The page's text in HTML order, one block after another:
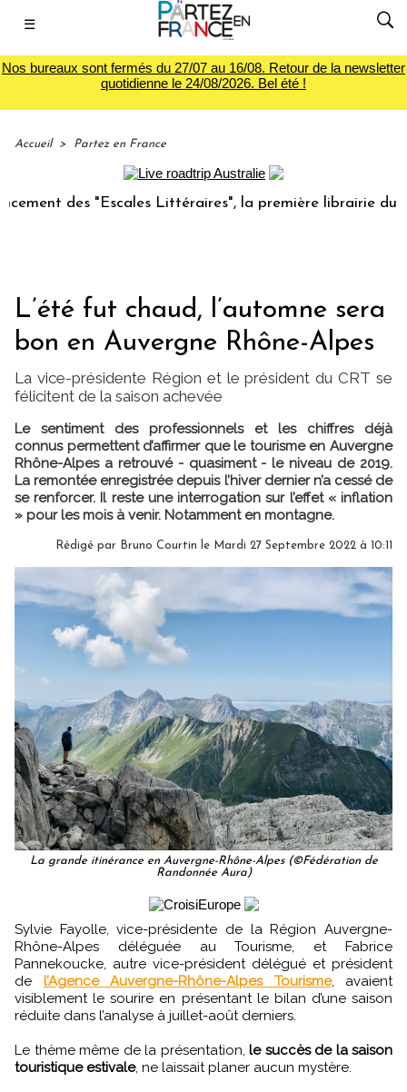
☰
Nos bureaux sont fermés du 27/07 au 16/08. Retour de la newsletter
quotidienne le 24/08/2026. Bel été !
Accueil > Partez en France
"Escales Littéraires", la première librairie du voyage
L’été fut chaud, l’automne sera
bon en Auvergne Rhône-Alpes
La vice-présidente Région et le président du CRT se
félicitent de la saison achevée
Le sentiment des professionnels et les chiffres déjà
connus permettent d’affirmer que le tourisme en Auvergne
Rhône-Alpes a retrouvé - quasiment - le niveau de 2019.
La remontée enregistrée depuis l’hiver dernier n’a cessé de
se renforcer. Il reste une interrogation sur l’effet « inflation
» pour les mois à venir. Notamment en montagne.
Rédigé par Bruno Courtin le Mardi 27 Septembre 2022 à 10:11
La grande itinérance en Auvergne-Rhône-Alpes (©Fédération de
Randonnée Aura)
Sylvie Fayolle, vice-présidente de la Région Auvergne-
Rhône-Alpes déléguée au Tourisme, et Fabrice
Pannekoucke, autre vice-président délégué et président
de l’Agence Auvergne-Rhône-Alpes Tourisme, avaient
visiblement le sourire en présentant le bilan d’une saison
réduite dans l’analyse à juillet-août derniers.
Le thème même de la présentation, le succès de la saison
touristique estivale, ne laissait planer aucun mystère.